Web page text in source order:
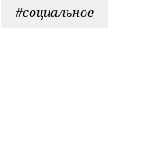
#социальное